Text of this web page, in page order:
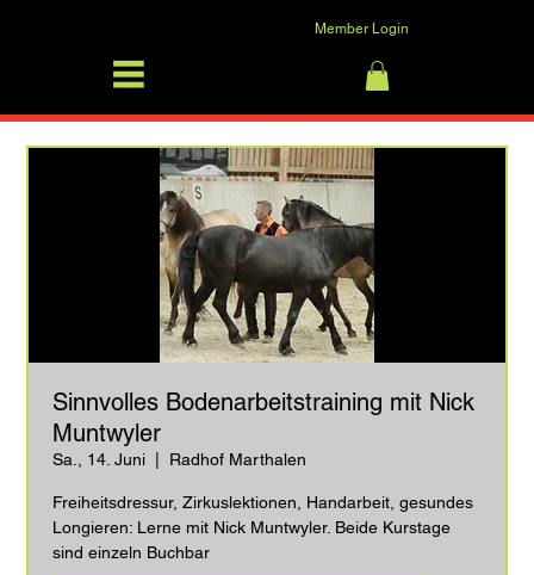
Anmelden
Member Login
Sinnvolles Bodenarbeitstraining mit Nick
Muntwyler
Sa., 14. Juni
  |
Radhof Marthalen
Freiheitsdressur, Zirkuslektionen, Handarbeit, gesundes
Longieren: Lerne mit Nick Muntwyler. Beide Kurstage
sind einzeln Buchbar